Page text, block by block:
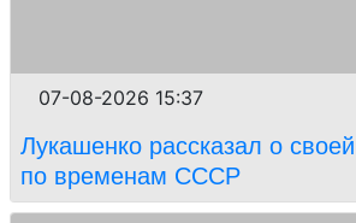
07-08-2026 15:37
Лукашенко рассказал о
по временам СССР